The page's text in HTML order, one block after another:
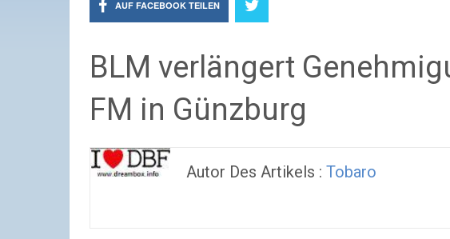
AUF FACEBOOK TEILEN
BLM verlängert
FM in Günzburg
Autor Des Artikels : Tobaro